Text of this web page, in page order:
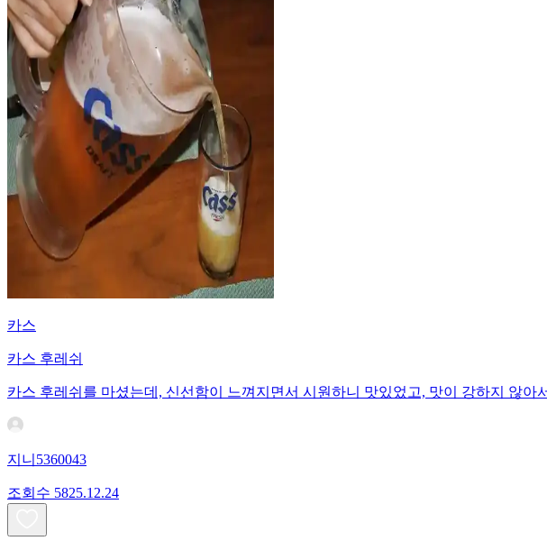
카스
카스 후레쉬
카스 후레쉬를 마셨는데, 신선함이 느껴지면서 시원하니 맛있었고, 맛이 강하지 않아
지니5360043
조회수 5825.12.24